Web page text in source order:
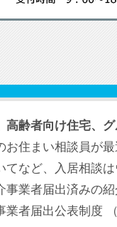
高齢者向け住宅、
お住まい相談員が
など、入居相談
事業者届出済みの
業者届出公表制度